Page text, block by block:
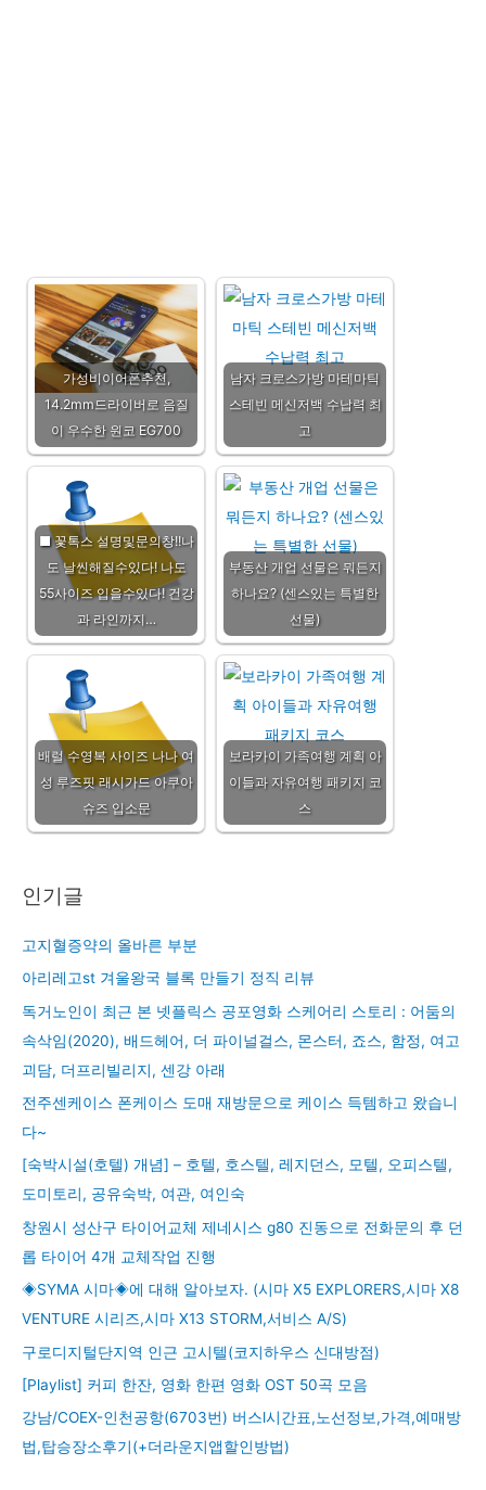
가성비이어폰추천,
14.2mm드라이버로 음질
이 우수한 원코 EG700
남자 크로스가방 마테마틱
스테빈 메신저백 수납력 최
고
■ 꽃톡스 설명및문의창!!나
도 날씬해질수있다! 나도
55사이즈 입을수있다! 건강
과 라인까지…
부동산 개업 선물은 뭐든지
하나요? (센스있는 특별한
선물)
배럴 수영복 사이즈 나나 여
성 루즈핏 래시가드 아쿠아
슈즈 입소문
보라카이 가족여행 계획 아
이들과 자유여행 패키지 코
스
인기글
고지혈증약의 올바른 부분
아리레고st 겨울왕국 블록 만들기 정직 리뷰
독거노인이 최근 본 넷플릭스 공포영화 스케어리 스토리 : 어둠의
속삭임(2020), 배드헤어, 더 파이널걸스, 몬스터, 죠스, 함정, 여고
괴담, 더프리빌리지, 센강 아래
전주센케이스 폰케이스 도매 재방문으로 케이스 득템하고 왔습니
다~
[숙박시설(호텔) 개념] – 호텔, 호스텔, 레지던스, 모텔, 오피스텔,
도미토리, 공유숙박, 여관, 여인숙
창원시 성산구 타이어교체 제네시스 g80 진동으로 전화문의 후 던
롭 타이어 4개 교체작업 진행
◈SYMA 시마◈에 대해 알아보자. (시마 X5 EXPLORERS,시마 X8
VENTURE 시리즈,시마 X13 STORM,서비스 A/S)
구로디지털단지역 인근 고시텔(코지하우스 신대방점)
[Playlist] 커피 한잔, 영화 한편 영화 OST 50곡 모음
강남/COEX-인천공항(6703번) 버스l시간표,노선정보,가격,예매방
법,탑승장소후기(+더라운지앱할인방법)